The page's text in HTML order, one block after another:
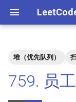
在
始
堆（优先队列）
759. 员